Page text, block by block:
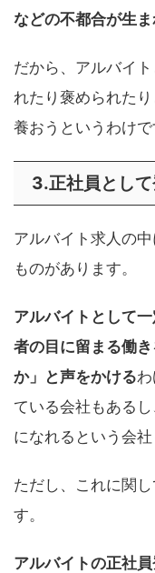
などの不都合が生
だから、アルバイ
れたり褒められた
養おうというわけで
3.正社員とし
アルバイト求人の
ものがあります。
アルバイトとして
者の目に留まる働
か」と声をかける
ている会社もある
になれるという会社
ただし、これに関
す。
アルバイトの正社